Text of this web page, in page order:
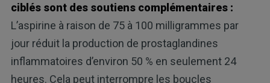
ciblés sont des soutiens complémentaires :
L’aspirine à raison de 75 à 100 milligrammes par
jour réduit la production de prostaglandines
inflammatoires d’environ 50 % en seulement 24
heures. Cela peut interrompre les boucles